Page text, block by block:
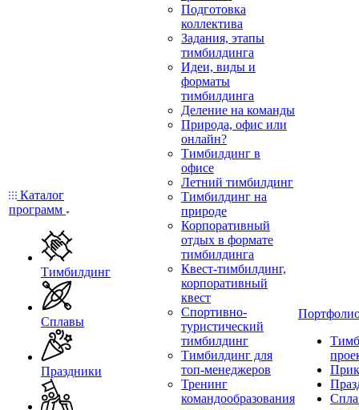
Каталог
программ
Тимбилдинг
Сплавы
Праздники
Подготовка
коллектива
Задания, этапы
тимбилдинга
Идеи, виды и
форматы
тимбилдинга
Деление на команды
Природа, офис или
онлайн?
Тимбилдинг в
офисе
Летний тимбилдинг
Тимбилдинг на
природе
Корпоративный
отдых в формате
тимбилдинга
Квест-тимбилдинг,
корпоративный
квест
Спортивно-
туристический
тимбилдинг
Тимбилдинг для
топ-менеджеров
Тренинг
командообразования